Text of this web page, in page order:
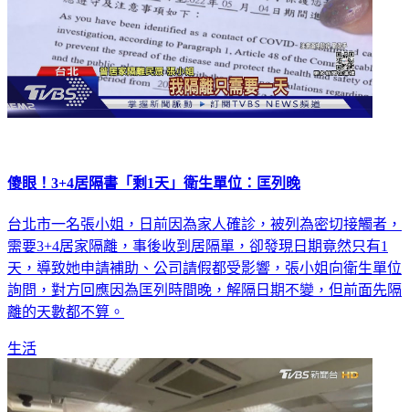
傻眼！3+4居隔書「剩1天」衛生單位：匡列晚
台北市一名張小姐，日前因為家人確診，被列為密切接觸者，
需要3+4居家隔離，事後收到居隔單，卻發現日期竟然只有1
天，導致她申請補助、公司請假都受影響，張小姐向衛生單位
詢問，對方回應因為匡列時間晚，解隔日期不變，但前面先隔
離的天數都不算。
生活